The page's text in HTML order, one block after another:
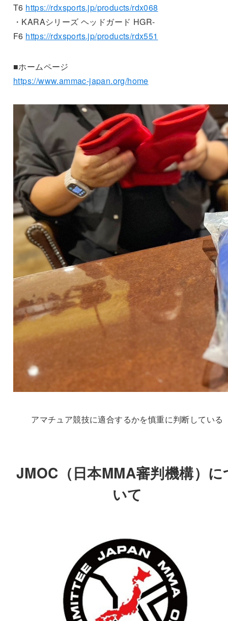
T6 https://rdxsports.jp/products/rdx068
・KARAシリーズ ヘッドガード HGR-
F6 https://rdxsports.jp/products/rdx551
■ホームページ
https://www.ammac-japan.org/home
アマチュア競技に適合するかを慎重に判断している
JMOC（日本MMA審判機構）に
いて